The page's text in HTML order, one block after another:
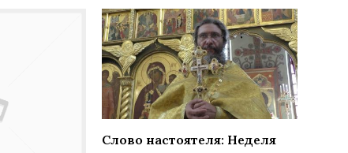
Слово настоятеля: Неделя